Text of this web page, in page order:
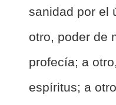
sanidad por el
otro, poder de
profecía; a
espíritus; a